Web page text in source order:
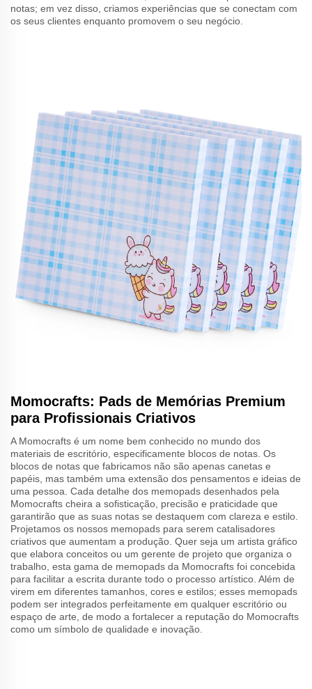
notas; em vez disso, criamos experiências que se conectam com
os seus clientes enquanto promovem o seu negócio.
Momocrafts: Pads de Memórias Premium
para Profissionais Criativos
A Momocrafts é um nome bem conhecido no mundo dos
materiais de escritório, especificamente blocos de notas. Os
blocos de notas que fabricamos não são apenas canetas e
papéis, mas também uma extensão dos pensamentos e ideias de
uma pessoa. Cada detalhe dos memopads desenhados pela
Momocrafts cheira a sofisticação, precisão e praticidade que
garantirão que as suas notas se destaquem com clareza e estilo.
Projetamos os nossos memopads para serem catalisadores
criativos que aumentam a produção. Quer seja um artista gráfico
que elabora conceitos ou um gerente de projeto que organiza o
trabalho, esta gama de memopads da Momocrafts foi concebida
para facilitar a escrita durante todo o processo artístico. Além de
virem em diferentes tamanhos, cores e estilos; esses memopads
podem ser integrados perfeitamente em qualquer escritório ou
espaço de arte, de modo a fortalecer a reputação do Momocrafts
como um símbolo de qualidade e inovação.